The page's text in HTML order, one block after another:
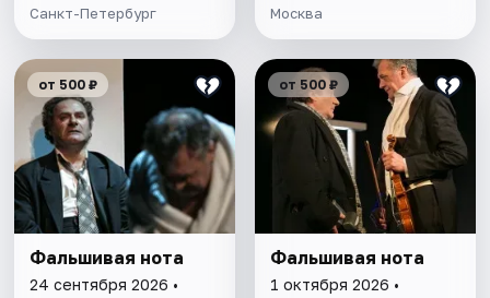
Санкт-Петербург Москва
от 500 ₽
Фальшивая нота
24 сентября 2026 •
от 500 ₽
Фальшивая нота
1 октября 2026 •